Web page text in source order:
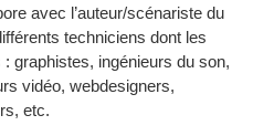
avec l’auteur/scénariste du
techniciens dont les
graphistes, ingénieurs du son,
vidéo, webdesigners,
etc.